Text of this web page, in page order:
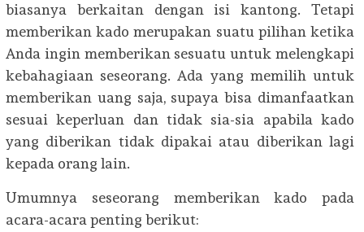
biasanya berkaitan dengan isi kantong. Tetapi
memberikan kado merupakan suatu pilihan ketika
Anda ingin memberikan sesuatu untuk melengkapi
kebahagiaan seseorang. Ada yang memilih untuk
memberikan uang saja, supaya bisa dimanfaatkan
sesuai keperluan dan tidak sia-sia apabila kado
yang diberikan tidak dipakai atau diberikan lagi
kepada orang lain.
Umumnya seseorang memberikan kado pada
acara-acara penting berikut: